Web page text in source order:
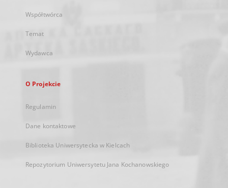
Współtwórca
Temat
Wydawca
O Projekcie
Regulamin
Dane kontaktowe
Biblioteka Uniwersytecka w Kielcach
Repozytorium Uniwersytetu Jana Kochanowskiego